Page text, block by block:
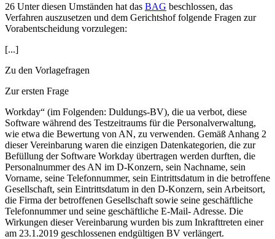
26 Unter diesen Umständen hat das BAG beschlossen, das
Verfahren auszusetzen und dem Gerichtshof folgende Fragen zur
Vorabentscheidung vorzulegen:
[...]
Zu den Vorlagefragen
Zur ersten Frage
Workday“ (im Folgenden: Duldungs-BV), die ua verbot, diese
Software während des Testzeitraums für die Personalverwaltung,
wie etwa die Bewertung von AN, zu verwenden. Gemäß Anhang 2
dieser Vereinbarung waren die einzigen Datenkategorien, die zur
Befüllung der Software Workday übertragen werden durften, die
Personalnummer des AN im D-Konzern, sein Nachname, sein
Vorname, seine Telefonnummer, sein Eintrittsdatum in die betroffene
Gesellschaft, sein Eintrittsdatum in den D-Konzern, sein Arbeitsort,
die Firma der betroffenen Gesellschaft sowie seine geschäftliche
Telefonnummer und seine geschäftliche E-Mail- Adresse. Die
Wirkungen dieser Vereinbarung wurden bis zum Inkrafttreten einer
am 23.1.2019 geschlossenen endgültigen BV verlängert.